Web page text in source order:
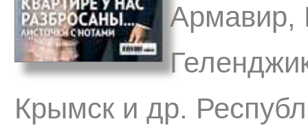
Армавир,
Крымск и др.